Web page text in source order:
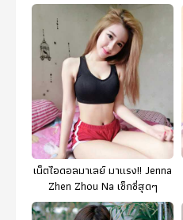
เน็ตไอดอลมาเลย์ มาแรง!! Jenna
Zhen Zhou Na เซ็กซี่สุดๆ